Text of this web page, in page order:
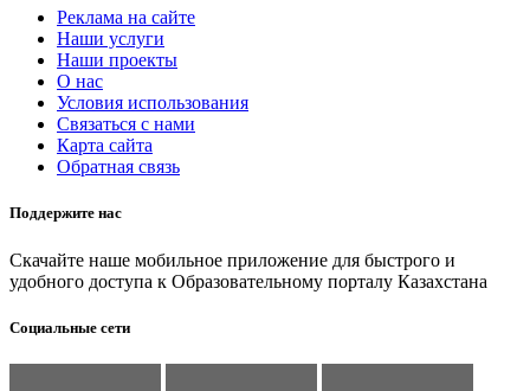
Реклама на сайте
Наши услуги
Наши проекты
О нас
Условия использования
Связаться с нами
Карта сайта
Обратная связь
Поддержите нас
Скачайте наше мобильное приложение для быстрого и
удобного доступа к Образовательному порталу Казахстана
Социальные сети